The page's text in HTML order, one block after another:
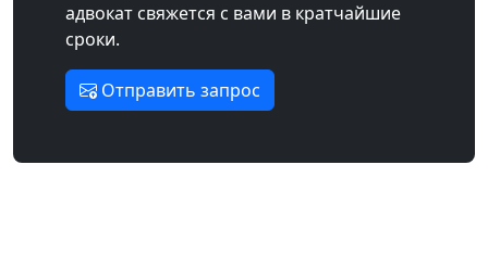
адвокат свяжется с вами в кратчайшие
сроки.
Отправить запрос